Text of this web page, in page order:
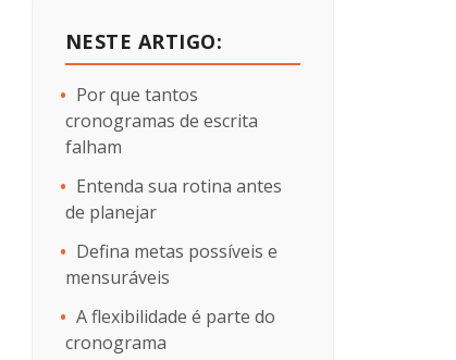
NESTE ARTIGO:
Por que tantos
cronogramas de escrita
falham
Entenda sua rotina antes
de planejar
Defina metas possíveis e
mensuráveis
A flexibilidade é parte do
cronograma